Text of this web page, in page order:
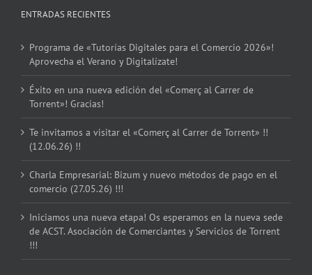
ENTRADAS RECIENTES
Programa de «Tutorías Digitales para el Comercio 2026»!
Aprovecha el Verano y Digitalízate!
Éxito en una nueva edición del «Comerç al Carrer de
Torrent»! Gracias!
Te invitamos a visitar el «Comerç al Carrer de Torrent» !!
(12.06.26) !!
Charla Empresarial: Bizum y nuevo métodos de pago en el
comercio (27.05.26) !!!
Iniciamos una nueva etapa! Os esperamos en la nueva sede
de ACST. Asociación de Comerciantes y Servicios de Torrent
!!!